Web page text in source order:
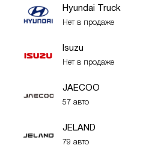
Hyundai Truck
Нет в продаже
Isuzu
Нет в продаже
JAECOO
57 авто
JELAND
79 авто